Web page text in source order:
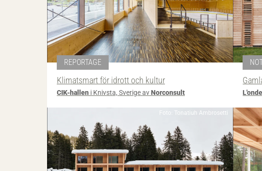
REPORTAGE
Klimatsmart för idrott och kultur
CIK-hallen i Knivsta, Sverige avNorconsult L'onde
Foto: Tonatiuh Ambrosetti